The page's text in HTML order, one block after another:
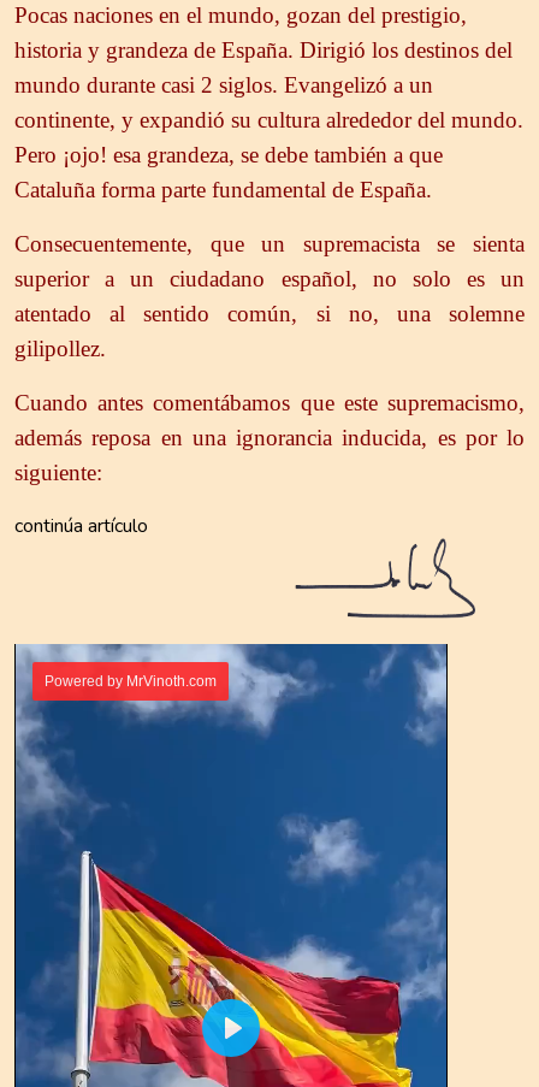
Pocas naciones en el mundo, gozan del prestigio,
historia y grandeza de España. Dirigió los destinos del
mundo durante casi 2 siglos. Evangelizó a un
continente, y expandió su cultura alrededor del mundo.
Pero ¡ojo! esa grandeza, se debe también a que
Cataluña forma parte fundamental de España.
Consecuentemente, que un supremacista se sienta
superior a un ciudadano español, no solo es un
atentado al sentido común, si no, una solemne
gilipollez.
Cuando antes comentábamos que este supremacismo,
además reposa en una ignorancia inducida, es por lo
siguiente:
continúa artículo